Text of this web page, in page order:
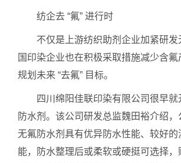
纺企去 “氟” 进行时
不仅是上游纺织助剂企业加紧研
国印染企业也在积极采取措施减少含
规划未来 “去氟” 目标。
四川绵阳佳联印染有限公司很早
防水剂。该公司研发总监魏田裕介绍，
无氟防水剂具有优异防水性能、较好的
能，防水整理后或柔软或硬挺可选择